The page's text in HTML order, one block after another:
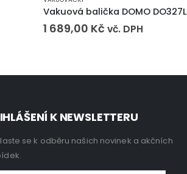
Vakuová balička DOMO DO327L
1 689,00 Kč vč. DPH
K NEWSLETTERU
se k odběru našich novinek a akčních